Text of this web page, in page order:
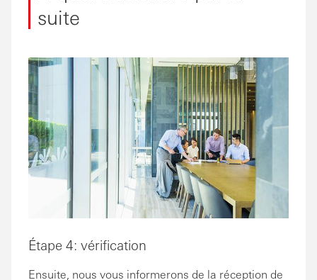
suite
Étape 4: vérification
Ensuite, nous vous informerons de la réception de